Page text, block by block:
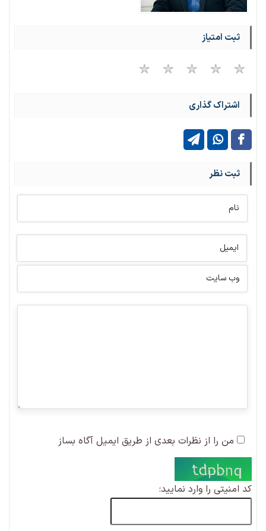
ثبت امتیاز
اشتراک گذاری
ثبت نظر
من را از نظرات بعدی از طریق ایمیل آگاه بساز
کد امنیتی را وارد نمایید: